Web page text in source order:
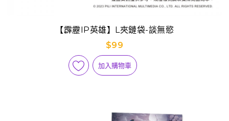
【霹靂IP英雄】L夾鏈袋-談無慾
$99
加入購物車